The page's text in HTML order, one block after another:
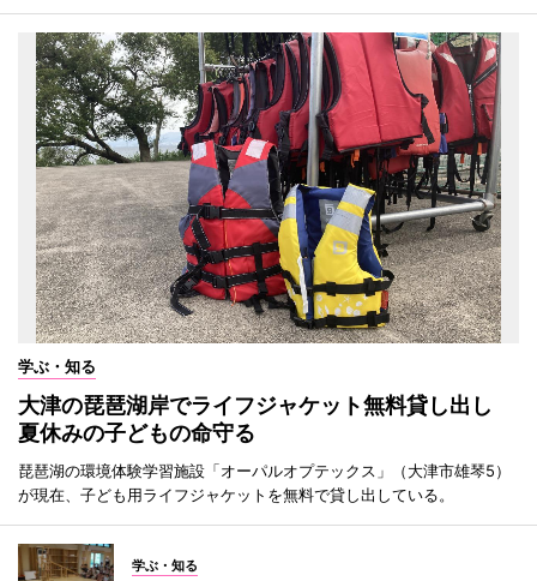
学ぶ・知る
大津の琵琶湖岸でライフジャケット無料貸し出し
夏休みの子どもの命守る
琵琶湖の環境体験学習施設「オーパルオプテックス」（大津市雄琴5）
が現在、子ども用ライフジャケットを無料で貸し出している。
学ぶ・知る